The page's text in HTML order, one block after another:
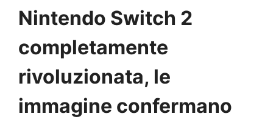
Nintendo Switch 2
completamente
rivoluzionata, le
immagine confermano